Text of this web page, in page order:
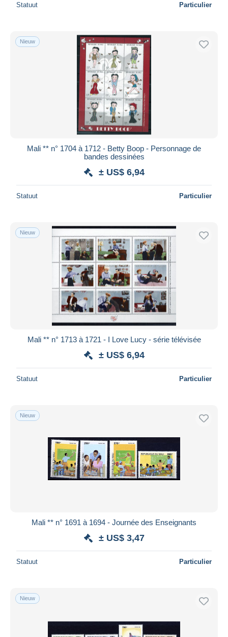
Statuut Particulier
Nieuw
Mali ** n° 1704 à 1712 - Betty Boop - Personnage de
bandes dessinées
± US$ 6,94
Statuut Particulier
Nieuw
Mali ** n° 1713 à 1721 - I Love Lucy - série télévisée
± US$ 6,94
Statuut Particulier
Nieuw
Mali ** n° 1691 à 1694 - Journée des Enseignants
± US$ 3,47
Statuut Particulier
Nieuw